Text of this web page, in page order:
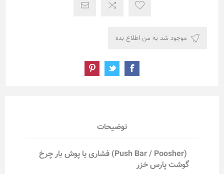
توضیحات
(Push Bar / Poosher) فشاری یا پوش بار چرخ
گوشت پارس خزر